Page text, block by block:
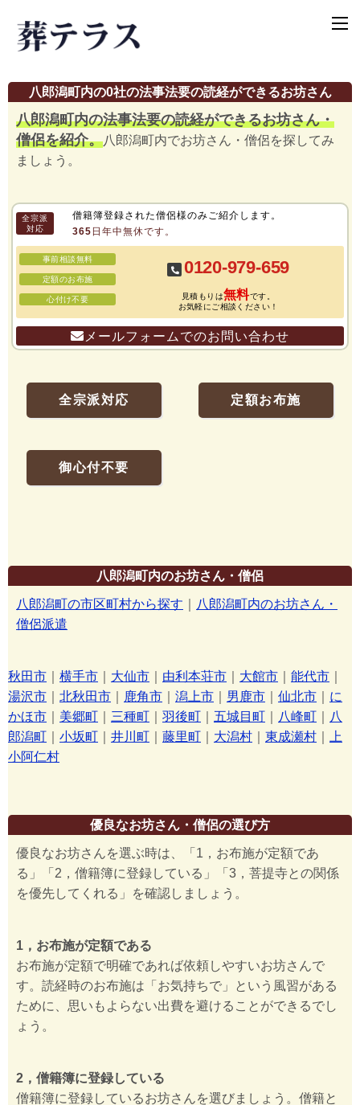
八郎潟町内の0社の法事法要の読経ができるお坊さん
八郎潟町内の法事法要の読経ができるお坊さん・
僧侶を紹介。八郎潟町内でお坊さん・僧侶を探してみ
ましょう。
全宗派
対応
僧籍簿登録された僧侶様のみご紹介します。
365日年中無休です。
事前相談無料
定額のお布施
心付け不要
0120-979-659
見積もりは無料です。
お気軽にご相談ください！
メールフォームでのお問い合わせ
全宗派対応 定額お布施
御心付不要
八郎潟町内のお坊さん・僧侶
八郎潟町の市区町村から探す
八郎潟町内のお坊さん・
僧侶派遣
秋田市 横手市 大仙市 由利本荘市 大館市 能代市
湯沢市
北秋田市 鹿角市 潟上市 男鹿市 仙北市
に
かほ市
美郷町 三種町 羽後町 五城目町 八峰町
八
郎潟町
小坂町 井川町 藤里町 大潟村 東成瀬村
上
小阿仁村
優良なお坊さん・僧侶の選び方
優良なお坊さんを選ぶ時は、「1，お布施が定額であ
る」「2，僧籍簿に登録している」「3，菩提寺との関係
を優先してくれる」を確認しましょう。
1，お布施が定額である
お布施が定額で明確であれば依頼しやすいお坊さんで
す。読経時のお布施は「お気持ちで」という風習がある
ために、思いもよらない出費を避けることができるでし
ょう。
2，僧籍簿に登録している
僧籍簿に登録しているお坊さんを選びましょう。僧籍と